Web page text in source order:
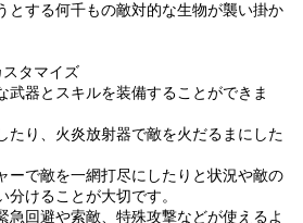
とする何千もの敵対的な生物が襲い掛か
タマイズ
武器とスキルを装備することができま
たり、火炎放射器で敵を火だるまにした
ーで敵を一網打尽にしたりと状況や敵の
けることが大切です。
急回避や索敵、特殊攻撃などが使えるよ